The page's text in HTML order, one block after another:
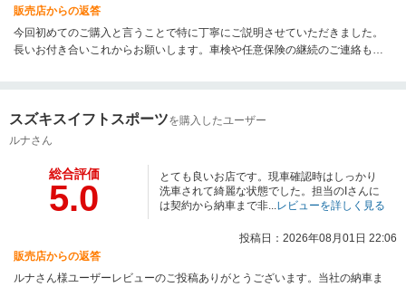
販売店からの返答
今回初めてのご購入と言うことで特に丁寧にご説明させていただきました。
長いお付き合いこれからお願いします。車検や任意保険の継続のご連絡もこ
スズキスイフトスポーツを購入したユーザー
ルナさん
総合評価
5.0
とても良いお店です。現車確認時はしっかり
洗車されて綺麗な状態でした。担当のIさんに
は契約から納車まで非... レビューを詳しく見る
投稿日：2026年08月01日 22:06
販売店からの返答
ルナさん様ユーザーレビューのご投稿ありがとうございます。当社の納車ま